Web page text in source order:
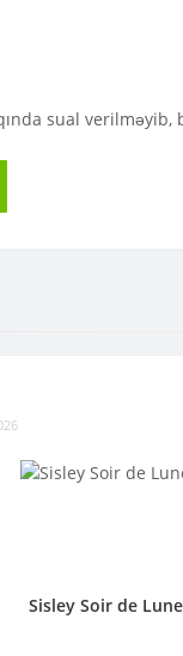
sual verilməyib,
Sisley Soir de Lune